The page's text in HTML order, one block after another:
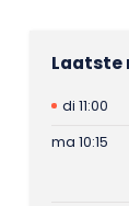
Laatste
di 11:00
ma 10:15